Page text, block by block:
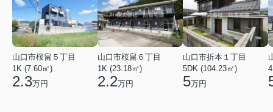
山口市桜畠５丁目
1K (7.60㎡)
2.3万円
山口市桜畠６丁目
1K (23.18㎡)
2.2万円
山口市折本１丁目
5DK (104.23㎡)
5万円